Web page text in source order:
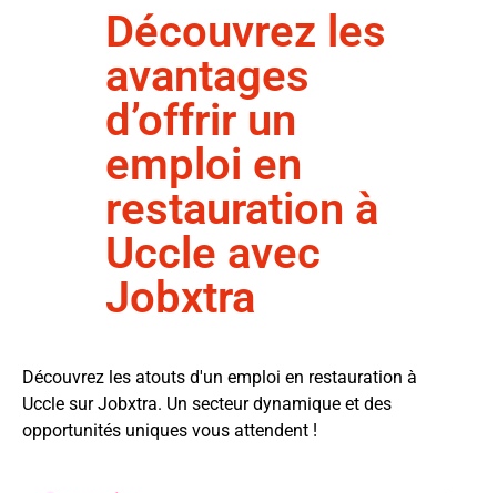
Découvrez les
avantages
d’offrir un
emploi en
restauration à
Uccle avec
Jobxtra
Découvrez les atouts d'un emploi en restauration à
Uccle sur Jobxtra. Un secteur dynamique et des
opportunités uniques vous attendent !